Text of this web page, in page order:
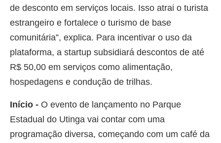
de desconto em serviços locais. Isso atrai o turista
estrangeiro e fortalece o turismo de base
comunitária”, explica. Para incentivar o uso da
plataforma, a startup subsidiará descontos de até
R$ 50,00 em serviços como alimentação,
hospedagens e condução de trilhas.
Início - O evento de lançamento no Parque
Estadual do Utinga vai contar com uma
programação diversa, começando com um café da